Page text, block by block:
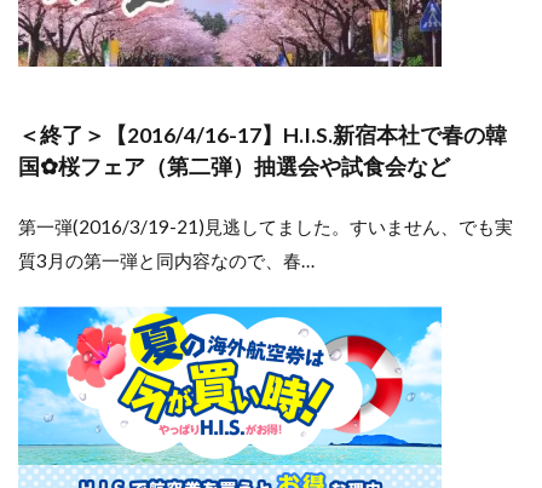
＜終了＞【2016/4/16-17】H.I.S.新宿本社で春の韓
国✿桜フェア（第二弾）抽選会や試食会など
第一弾(2016/3/19-21)見逃してました。すいません、でも実
質3月の第一弾と同内容なので、春…